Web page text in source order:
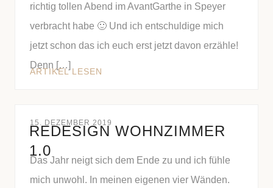
richtig tollen Abend im AvantGarthe in Speyer
verbracht habe 🙂 Und ich entschuldige mich
jetzt schon das ich euch erst jetzt davon erzähle!
Denn […]
ARTIKEL LESEN
15. DEZEMBER 2019
REDESIGN WOHNZIMMER
1.0
Das Jahr neigt sich dem Ende zu und ich fühle
mich unwohl. In meinen eigenen vier Wänden.